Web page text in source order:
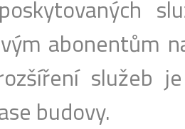
abonentům
služeb
budovy.